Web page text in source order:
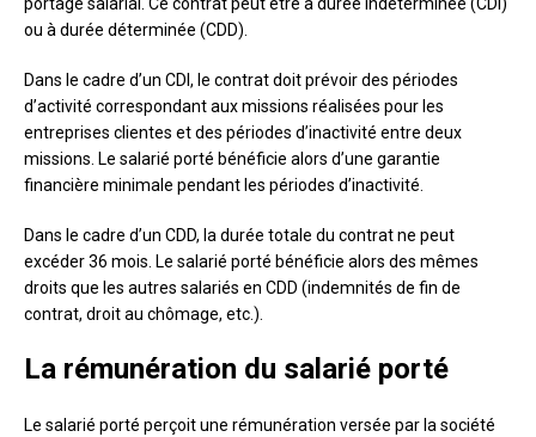
ou à durée déterminée (CDD).
Dans le cadre d’un CDI, le contrat doit prévoir des périodes
d’activité correspondant aux missions réalisées pour les
entreprises clientes et des périodes d’inactivité entre deux
missions. Le salarié porté bénéficie alors d’une garantie
financière minimale pendant les périodes d’inactivité.
Dans le cadre d’un CDD, la durée totale du contrat ne peut
excéder 36 mois. Le salarié porté bénéficie alors des mêmes
droits que les autres salariés en CDD (indemnités de fin de
contrat, droit au chômage, etc.).
La rémunération du salarié porté
Le salarié porté perçoit une rémunération versée par la société